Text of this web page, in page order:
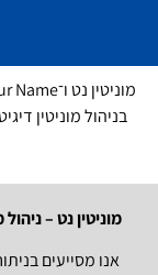
מוניטין נט –
אנו מסייעים